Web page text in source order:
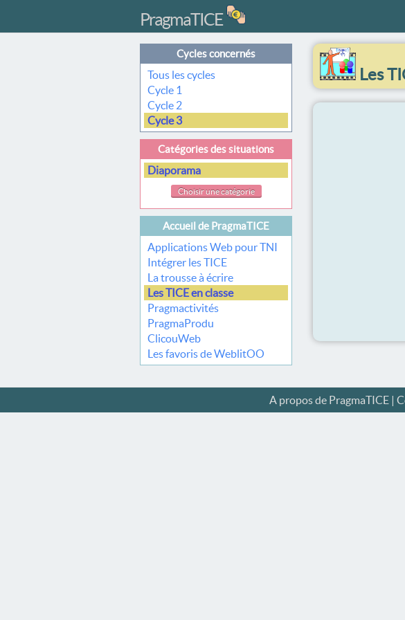
PragmaTICE
Cycles concernés
Tous les cycles
Cycle 1
Cycle 2
Cycle 3
Catégories des situations
Diaporama
Choisir une catégorie
Accueil de PragmaTICE
Applications Web pour TNI
Intégrer les TICE
La trousse à écrire
Les TICE en classe
Pragmactivités
PragmaProdu
ClicouWeb
Les favoris de WeblitOO
Les
A propos de PragmaTICE|